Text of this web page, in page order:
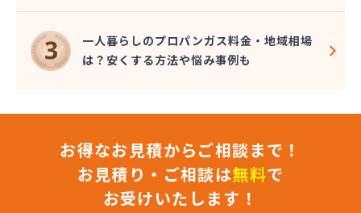
中山通商有限会社
中信LPガス事業協同組合
中沢商店
朝日オーム株式会社
長野プロパンガス株式会社 上田支店
長野プロパンガス株式会社 長野営業所
長野都市ガスエネパート日本ガス工事株式会社
長野日石ガス株式会社 佐久営業所
一人暮らしのプロパンガス料金・地域相場
は？安くする方法や悩み事例も
お得なお見積からご相談まで！
お見積り・ご相談は無料で
お受けいたします！